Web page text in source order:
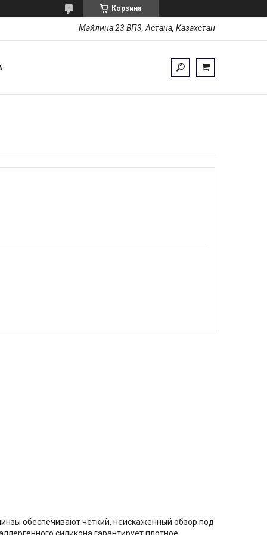
Корзина
Майлина 23 ВП3, Астана, Казахстан
обеспечивают четкий, неискаженный обзор под